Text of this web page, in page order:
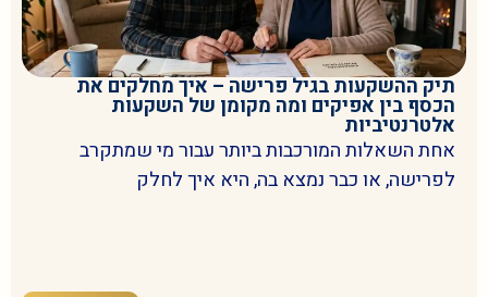
תיק ההשקעות בגיל פרישה – איך מחלקים את
הכסף בין אפיקים ומה מקומן של השקעות
אלטרנטיביות
אחת השאלות המורכבות ביותר עבור מי שמתקרב
לפרישה, או כבר נמצא בה, היא איך לחלק